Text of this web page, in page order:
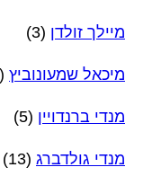
מיילך זולדן (3)
מיכאל שמעונוביץ (1)
מנדי ברנדויין (5)
מנדי גולדברג (13)